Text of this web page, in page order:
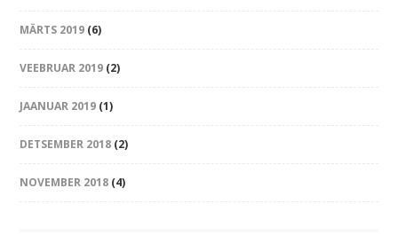
MÄRTS 2019 (6)
VEEBRUAR 2019 (2)
JAANUAR 2019 (1)
DETSEMBER 2018 (2)
NOVEMBER 2018 (4)